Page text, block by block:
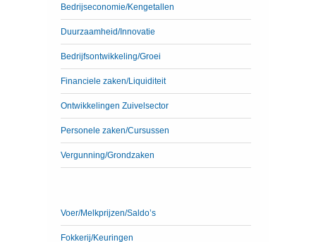
Bedrijseconomie/Kengetallen
Duurzaamheid/Innovatie
Bedrijfsontwikkeling/Groei
Financiele zaken/Liquiditeit
Ontwikkelingen Zuivelsector
Personele zaken/Cursussen
Vergunning/Grondzaken
Voer/Melkprijzen/Saldo’s
Fokkerij/Keuringen